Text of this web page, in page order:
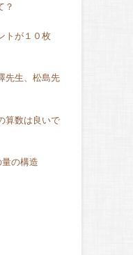
？
トが１０枚
先生、松島先
算数は良いで
の構造